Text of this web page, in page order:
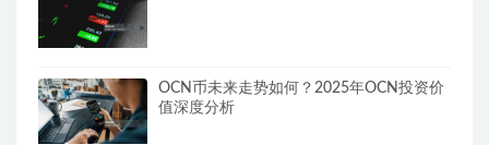
OCN币未来走势如何？2025年OCN投资价
值深度分析